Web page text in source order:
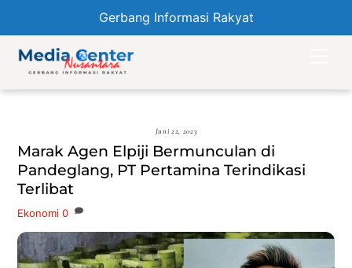
Gerbang Informasi Rakyat
content
Juni 22, 2023
Marak Agen Elpiji Bermunculan di
Pandeglang, PT Pertamina Terindikasi
Terlibat
Ekonomi 0